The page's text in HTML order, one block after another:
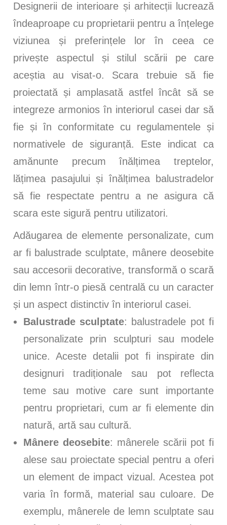
Designerii de interioare și arhitecții lucrează
îndeaproape cu proprietarii pentru a înțelege
viziunea și preferințele lor în ceea ce
privește aspectul și stilul scării pe care
aceștia au visat-o. Scara trebuie să fie
proiectată și amplasată astfel încât să se
integreze armonios în interiorul casei dar să
fie și în conformitate cu regulamentele și
normativele de siguranță. Este indicat ca
amănunte precum înălțimea treptelor,
lățimea pasajului și înălțimea balustradelor
să fie respectate pentru a ne asigura că
scara este sigură pentru utilizatori.
Adăugarea de elemente personalizate, cum
ar fi balustrade sculptate, mânere deosebite
sau accesorii decorative, transformă o scară
din lemn într-o piesă centrală cu un caracter
și un aspect distinctiv în interiorul casei.
Balustrade sculptate: balustradele pot fi
personalizate prin sculpturi sau modele
unice. Aceste detalii pot fi inspirate din
designuri tradiționale sau pot reflecta
teme sau motive care sunt importante
pentru proprietari, cum ar fi elemente din
natură, artă sau cultură.
Mânere deosebite: mânerele scării pot fi
alese sau proiectate special pentru a oferi
un element de impact vizual. Acestea pot
varia în formă, material sau culoare. De
exemplu, mânerele de lemn sculptate sau